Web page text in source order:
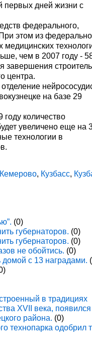
первых дней жизни с
федерального,
этом из
чем в 2007 году -
завершения
центра.
на базе 29
количество
увеличено еще на
технологии в
Кемерово, Кузбасс,
(0)
губернаторов. (0)
губернаторов. (0)
не обойтись. (0)
с 13 наградами.
в традициях
XVII века,
района. (0)
технопарка одобрил